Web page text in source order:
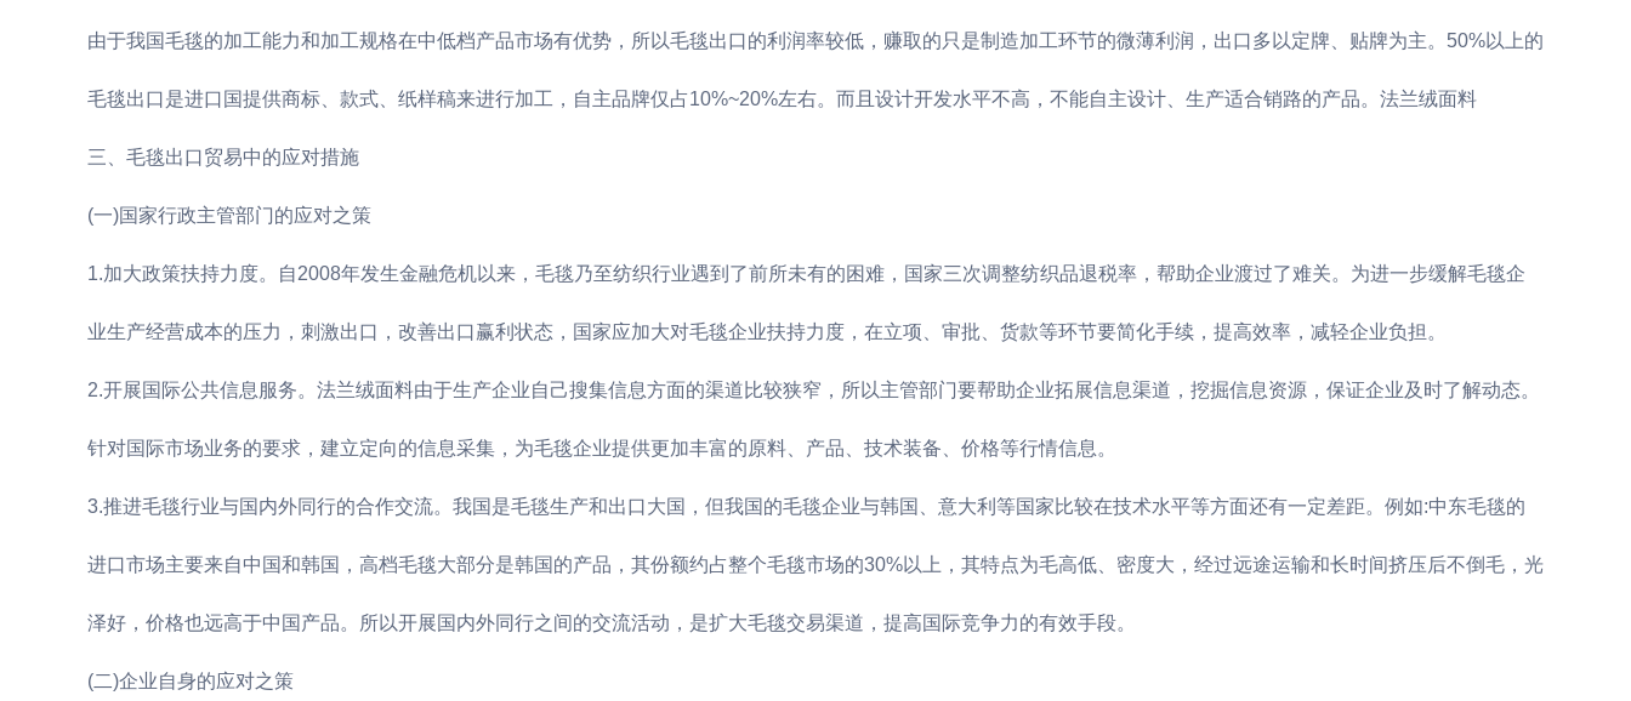
由于我国毛毯的加工能力和加工规格在中低档产品市场有优势，所以毛毯出口的利润率较低，赚取的只是制造加工环节的微薄利润，出口多以定牌、贴牌为主。50%以上的
毛毯出口是进口国提供商标、款式、纸样稿来进行加工，自主品牌仅占10%~20%左右。而且设计开发水平不高，不能自主设计、生产适合销路的产品。法兰绒面料
三、毛毯出口贸易中的应对措施
(一)国家行政主管部门的应对之策
1.加大政策扶持力度。自2008年发生金融危机以来，毛毯乃至纺织行业遇到了前所未有的困难，国家三次调整纺织品退税率，帮助企业渡过了难关。为进一步缓解毛毯企
业生产经营成本的压力，刺激出口，改善出口赢利状态，国家应加大对毛毯企业扶持力度，在立项、审批、货款等环节要简化手续，提高效率，减轻企业负担。
2.开展国际公共信息服务。法兰绒面料由于生产企业自己搜集信息方面的渠道比较狭窄，所以主管部门要帮助企业拓展信息渠道，挖掘信息资源，保证企业及时了解动态。
针对国际市场业务的要求，建立定向的信息采集，为毛毯企业提供更加丰富的原料、产品、技术装备、价格等行情信息。
3.推进毛毯行业与国内外同行的合作交流。我国是毛毯生产和出口大国，但我国的毛毯企业与韩国、意大利等国家比较在技术水平等方面还有一定差距。例如:中东毛毯的
进口市场主要来自中国和韩国，高档毛毯大部分是韩国的产品，其份额约占整个毛毯市场的30%以上，其特点为毛高低、密度大，经过远途运输和长时间挤压后不倒毛，光
泽好，价格也远高于中国产品。所以开展国内外同行之间的交流活动，是扩大毛毯交易渠道，提高国际竞争力的有效手段。
(二)企业自身的应对之策